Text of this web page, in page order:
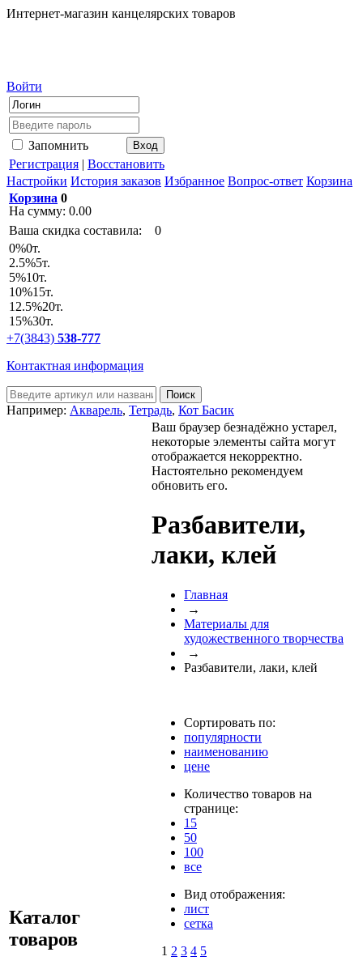
Интернет-магазин канцелярских товаров
Войти
Запомнить
Регистрация | Восстановить
Настройки История заказов Избранное Вопрос-ответ Корзина
Корзина 0
На сумму: 0.00
Ваша скидка составила:
0
0%0т.
2.5%5т.
5%10т.
10%15т.
12.5%20т.
15%30т.
+7(3843) 538-777
Контактная информация
Например: Акварель, Тетрадь, Кот Басик
Каталог
товаров
Ваш браузер безнадёжно устарел,
некоторые элементы сайта могут
отображается некорректно.
Настоятельно рекомендуем
обновить его.
Разбавители,
лаки, клей
Главная
→
Материалы для
художественного творчества
→
Разбавители, лаки, клей
Сортировать по:
популярности
наименованию
цене
Количество товаров на
странице:
15
50
100
все
Вид отображения:
лист
сетка
1 2 3 4 5